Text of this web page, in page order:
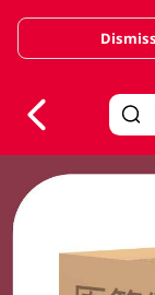
Valid
Dismiss